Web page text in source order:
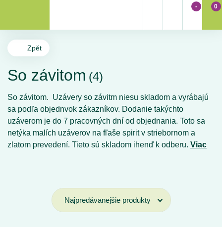
- 0
Zpět
So závitom (4)
So závitom. Uzávery so závitm niesu skladom a vyrábajú
sa podľa objednvok zákazníkov. Dodanie takýchto
uzáverom je do 7 pracovných dní od objednania. Toto sa
netýka malích uzáverov na fľaše spirit v striebornom a
zlatom prevedení. Tieto sú skladom ihenď k odberu. Viac